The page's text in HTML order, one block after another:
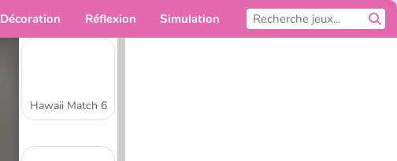
Décoration Réflexion Simulation
Hawaii Match 6